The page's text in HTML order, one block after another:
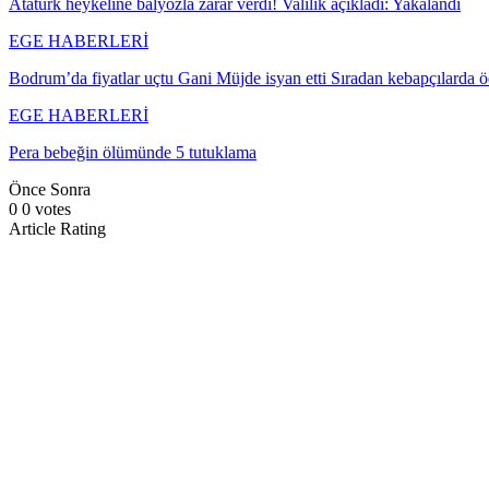
EGE HABERLERİ
Bodrum’da fiyatlar uçtu Gani Müjde isyan etti Sıradan kebapçılarda
EGE HABERLERİ
Pera bebeğin ölümünde 5 tutuklama
Önce Sonra
0 0 votes
Article Rating